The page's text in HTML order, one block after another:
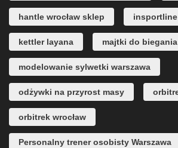
hantle wrocław sklep
kettler layana majtki do biegania
modelowanie sylwetki warszawa
odżywki na przyrost masy
orbitrek wrocław
Personalny trener osobisty Warszawa